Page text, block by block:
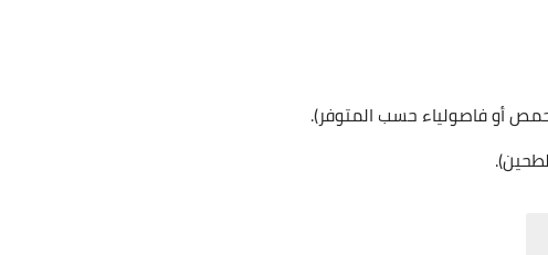
أو فاصولياء حسب المتوفر).